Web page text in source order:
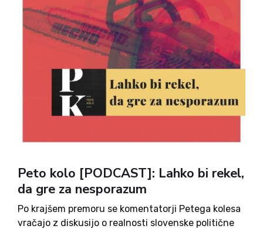
Peto kolo [PODCAST]: Lahko bi rekel,
da gre za nesporazum
Po krajšem premoru se komentatorji Petega kolesa
vračajo z diskusijo o realnosti slovenske politične